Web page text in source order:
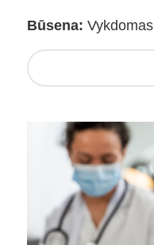
Būsena: Vykdomas